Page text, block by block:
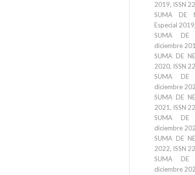
2019, ISSN
SUMA DE
Especial
SUMA DE
diciembre
SUMA DE
2020, ISSN
SUMA DE
diciembre
SUMA DE
2021, ISSN
SUMA DE
diciembre
SUMA DE
2022, ISSN
SUMA DE
diciembre